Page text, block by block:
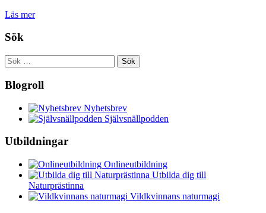
Läs mer
Sök
Sök
efter:
Blogroll
Nyhetsbrev
Självsnällpodden
Utbildningar
Onlineutbildning
Utbilda dig till
Naturprästinna
Vildkvinnans naturmagi